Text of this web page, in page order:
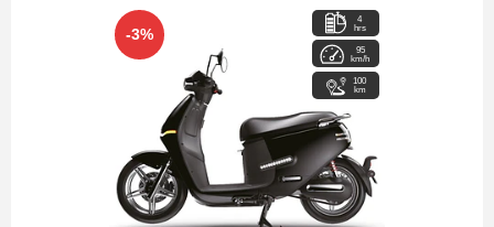
-3%
4
hrs
95
km/h
100
km